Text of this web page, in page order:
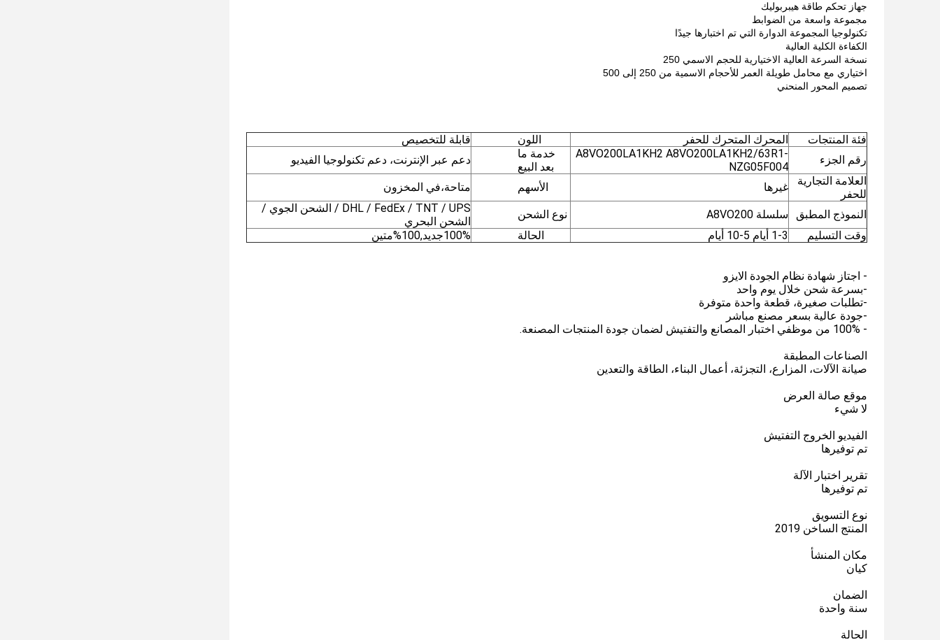
جهاز تحكم طاقة هيبربوليك
مجموعة واسعة من الضوابط
تكنولوجيا المجموعة الدوارة التي تم اختبارها جيدًا
الكفاءة الكلية العالية
نسخة السرعة العالية الاختيارية للحجم الاسمي 250
اختياري مع محامل طويلة العمر للأحجام الاسمية من 250 إلى 500
تصميم المحور المنحني
فئة المنتجات المحرك المتحرك للحفر اللون
قابلة للتخصيص
رقم الجزء
A8VO200LA1KH2 A8VO200LA1KH2/63R1-
NZG05F004
خدمة ما
بعد البيع
دعم عبر الإنترنت، دعم تكنولوجيا الفيديو
العلامة التجارية
للحفر
غيرها الأسهم متاحة،في المخزون
النموذج المطبق سلسلة A8VO200 نوع الشحن
DHL / FedEx / TNT / UPS / الشحن الجوي /
الشحن البحري
وقت التسليم
1-3 أيام 5-10 أيام الحالة 100%جديد,100%متين
- اجتاز شهادة نظام الجودة الايزو
-بسرعة شحن خلال يوم واحد
-تطلبات صغيرة، قطعة واحدة متوفرة
-جودة عالية بسعر مصنع مباشر
- 100% من موظفي اختبار المصانع والتفتيش لضمان جودة المنتجات المصنعة.
الصناعات المطبقة
صيانة الآلات، المزارع، التجزئة، أعمال البناء، الطاقة والتعدين
موقع صالة العرض
لا شيء
الفيديو الخروج التفتيش
تم توفيرها
تقرير اختبار الآلة
تم توفيرها
نوع التسويق
المنتج الساخن 2019
مكان المنشأ
كيان
الضمان
سنة واحدة
الحالة